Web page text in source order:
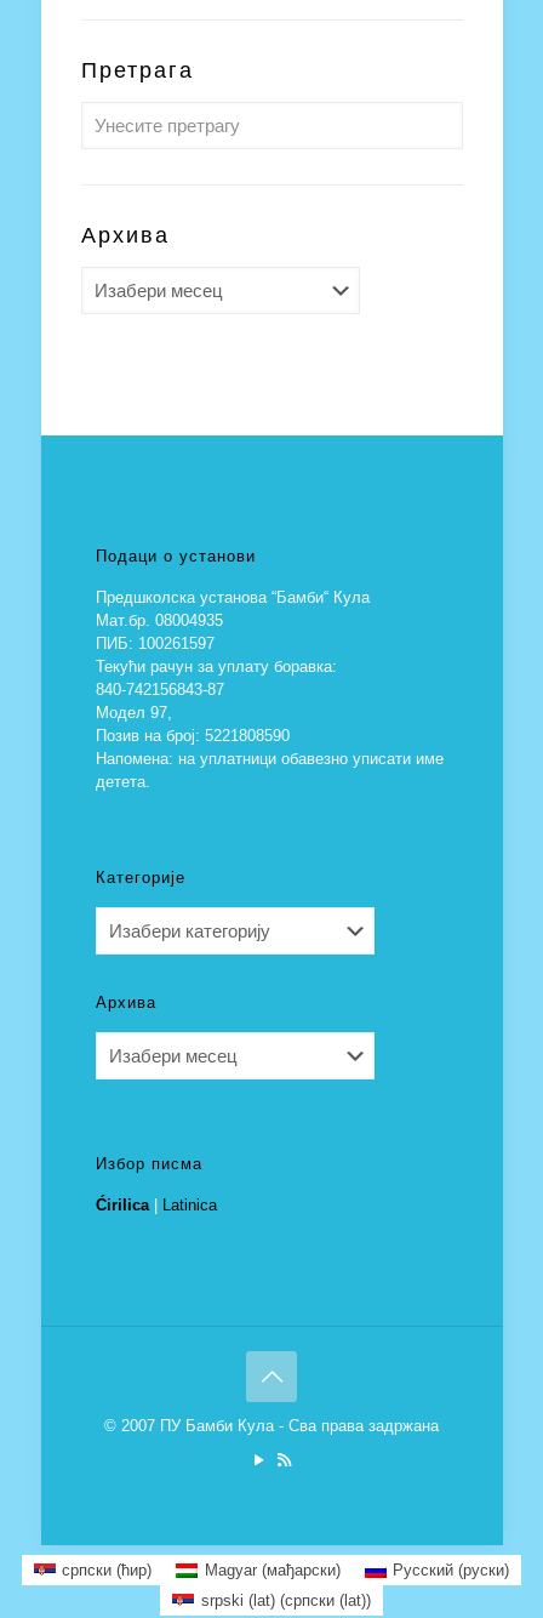
Претрага
Архива
Подаци о установи
Предшколска установа “Бамби“ Кула
Мат.бр. 08004935
ПИБ: 100261597
Текући рачун за уплату боравка:
840-742156843-87
Модел 97,
Позив на број: 5221808590
Напомена: на уплатници обавезно уписати име
детета.
Категорије
Архива
Избор писма
Ćirilica| Latinica
© 2007 ПУ Бамби Кула - Сва права задржана
српски (ћир) Magyar(мађарски) Русский(руски)
srpski (lat)(српски (lat))